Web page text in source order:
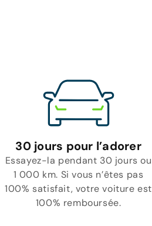
30 jours pour l’adorer
Essayez-la pendant 30 jours ou
1 000 km. Si vous n’êtes pas
100% satisfait, votre voiture est
100% remboursée.